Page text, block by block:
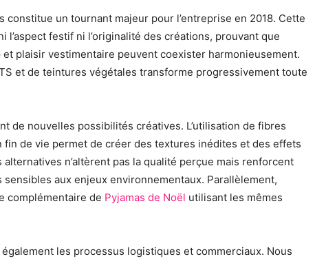
constitue un tournant majeur pour l’entreprise en 2018. Cette
l’aspect festif ni l’originalité des créations, prouvant que
et plaisir vestimentaire peuvent coexister harmonieusement.
et de teintures végétales transforme progressivement toute
de nouvelles possibilités créatives. L’utilisation de fibres
de vie permet de créer des textures inédites et des effets
n’altèrent pas la qualité perçue mais renforcent
sensibles aux enjeux environnementaux. Parallèlement,
complémentaire de Pyjamas de Noël utilisant les mêmes
les processus logistiques et commerciaux. Nous